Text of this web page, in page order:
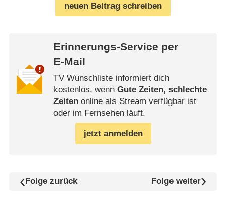
neuen Beitrag schreiben
Erinnerungs-Service per
E-Mail
TV Wunschliste informiert dich
kostenlos, wenn Gute Zeiten, schlechte
Zeitenonline als Stream verfügbar ist
oder im Fernsehen läuft.
jetzt anmelden
Folge zurück Folge weiter